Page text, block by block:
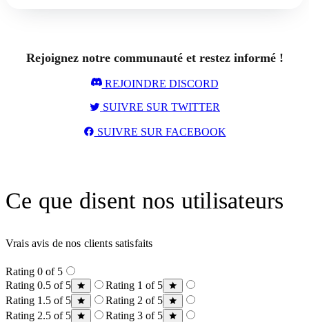
Rejoignez notre communauté et restez informé !
REJOINDRE DISCORD
SUIVRE SUR TWITTER
SUIVRE SUR FACEBOOK
Ce que disent nos utilisateurs
Vrais avis de nos clients satisfaits
Rating 0 of 5
Rating 0.5 of 5
Rating 1 of 5
Rating 1.5 of 5
Rating 2 of 5
Rating 2.5 of 5
Rating 3 of 5